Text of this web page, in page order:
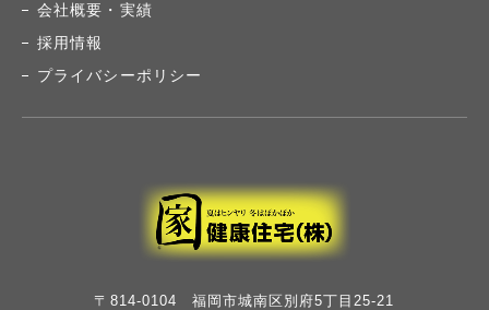
会社概要・実績
採用情報
プライバシーポリシー
〒814-0104 福岡市城南区別府5丁目25-21